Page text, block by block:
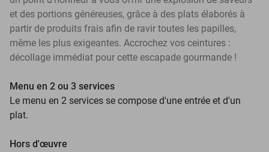
et des portions généreuses, grâce à des plats élaborés à
partir de produits frais afin de ravir toutes les papilles,
même les plus exigeantes. Accrochez vos ceintures :
décollage immédiat pour cette escapade gourmande !
Menu en 2 ou 3 services
Le menu en 2 services se compose d'une entrée et d'un
plat.
Hors d'œuvre